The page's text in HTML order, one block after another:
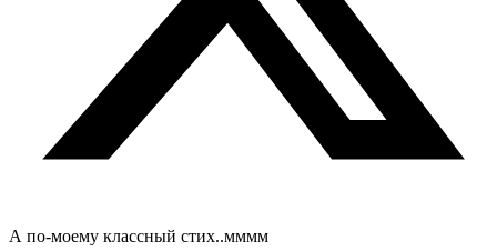
А по-моему классный стих..мммм